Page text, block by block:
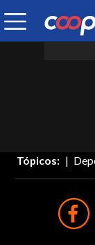
Tópicos: